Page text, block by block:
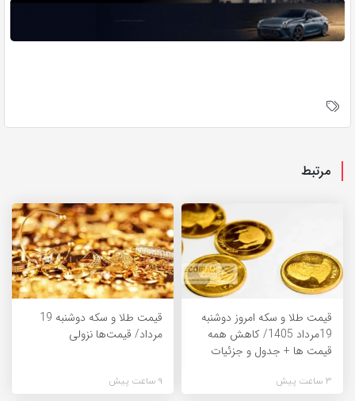
مرتبط
قیمت طلا و سکه امروز دوشنبه
19مرداد 1405/ کاهش همه
قیمت ها + جدول و جزئیات
3 ساعت پیش
قیمت طلا و سکه دوشنبه 19
مرداد/ قیمت‌ها نزولی
9 ساعت پیش